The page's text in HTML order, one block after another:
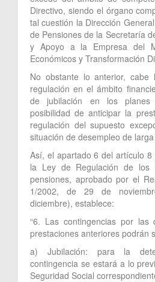
Directivo, siendo el órgano
tal cuestión la Dirección
de Pensiones de la Secretaría
y Apoyo a la Empresa del
Económicos y Transformación
No obstante lo anterior, cabe
regulación en el ámbito
de jubilación en los
posibilidad de anticipar la
regulación del supuesto
situación de desempleo de
Así, el apartado 6 del artículo
la Ley de Regulación de los
pensiones, aprobado por el
1/2002, de 29 de
diciembre), establece:
“6. Las contingencias por las
prestaciones anteriores podrán
a) Jubilación: para la
contingencia se estará a lo
Seguridad Social